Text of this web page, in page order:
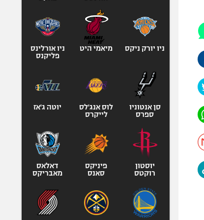
אופניים
ספורט מוטורי
כדורמים
בייסבול MLB
ספורט אתגרי
אומנויות לחימה
ניו יורק ניקס מיאמי היט
ניו אורלינס
פליקנס
סן אנטוניו
ספרס
לוס אנג'לס
לייקרס
יוטה ג'אז
יוסטון
רוקטס
פיניקס
סאנס
דאלאס
מאבריקס